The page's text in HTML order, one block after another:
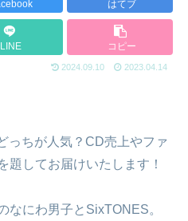
はてブ
LINE コピー
2024.09.10 2023.04.14
っちが人気？CD売上やファ
題してお届けいたします！
なにわ男子とSixTONES。